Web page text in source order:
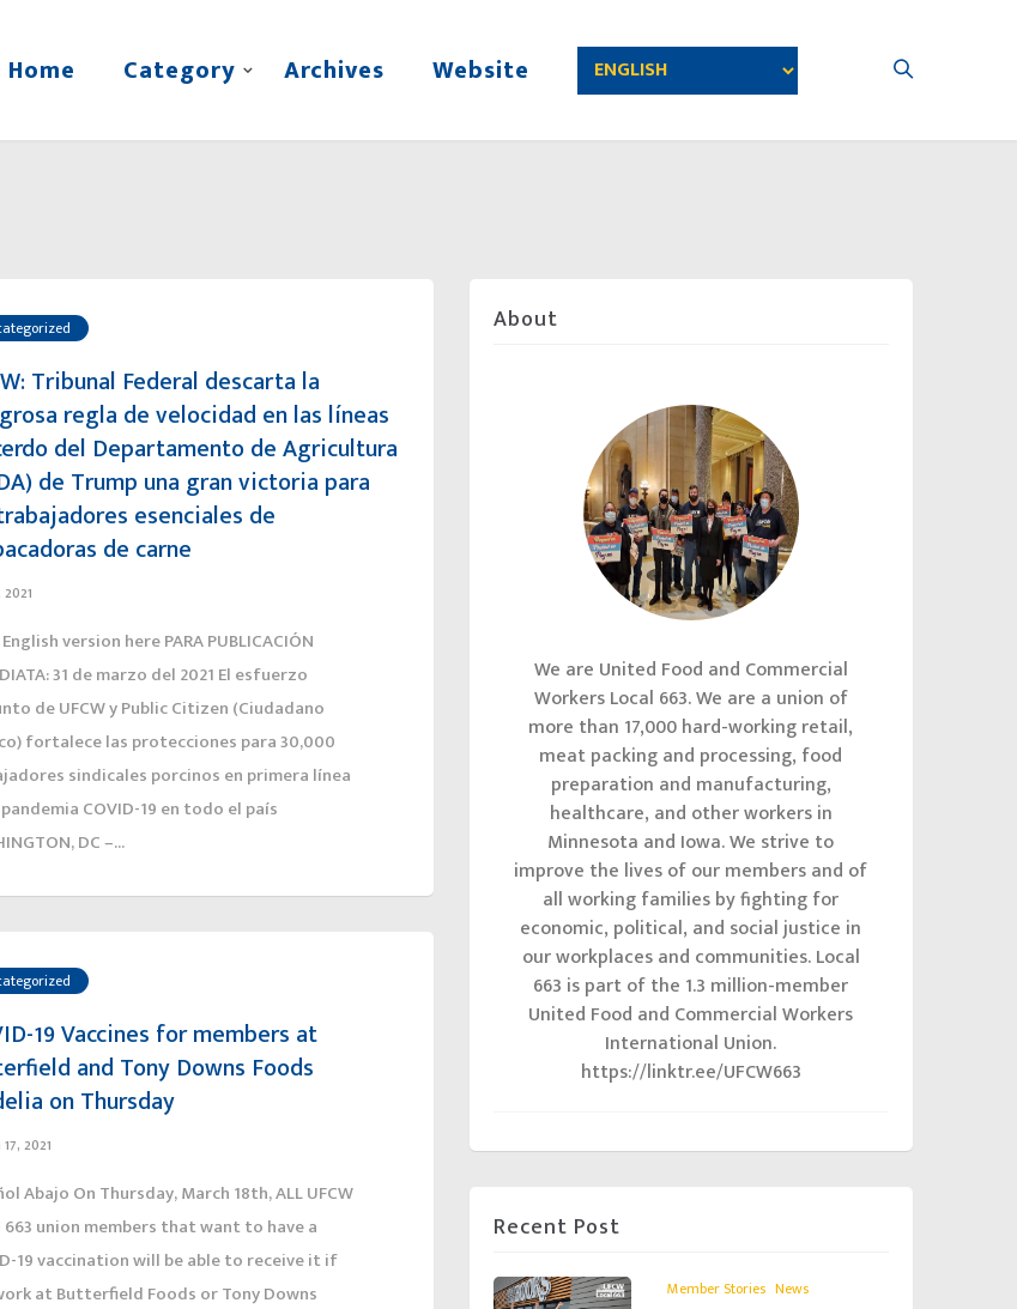
Home Category Archives Website
Tribunal Federal descarta la
regla de velocidad en las líneas
del Departamento de Agricultura
de Trump una gran victoria para
esenciales de
de carne
version here PARA PUBLICACIÓN
31 de marzo del 2021 El esfuerzo
de UFCW y Public Citizen (Ciudadano
fortalece las protecciones para 30,000
sindicales porcinos en primera línea
COVID-19 en todo el país
DC –...
19 Vaccines for members at
and Tony Downs Foods
on Thursday
2021
Abajo On Thursday, March 18th, ALL UFCW
663 union members that want to have a
19 vaccination will be able to receive it if
at Butterfield Foods or Tony Downs
About
We are United Food and Commercial
Workers Local 663. We are a union of
more than 17,000 hard-working retail,
meat packing and processing, food
preparation and manufacturing,
healthcare, and other workers in
Minnesota and Iowa. We strive to
improve the lives of our members and of
all working families by fighting for
economic, political, and social justice in
our workplaces and communities. Local
663 is part of the 1.3 million-member
United Food and Commercial Workers
International Union.
https://linktr.ee/UFCW663
Recent Post
Member Stories ,News